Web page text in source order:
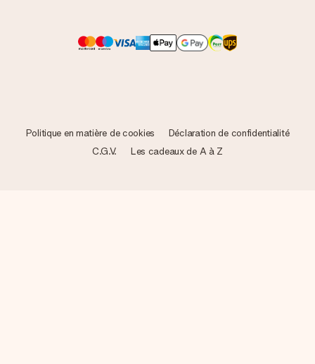
Politique en matière de cookies
Déclaration de confidentialité
C.G.V.
Les cadeaux de A à Z